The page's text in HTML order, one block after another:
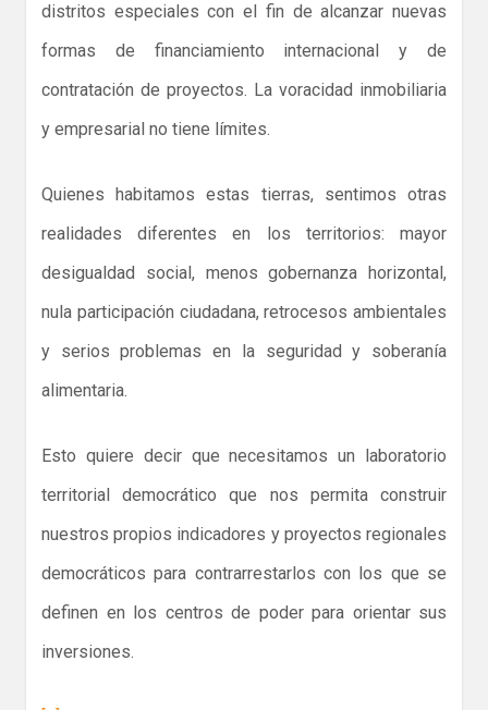
distritos especiales con el fin de alcanzar nuevas
formas de financiamiento internacional y de
contratación de proyectos. La voracidad inmobiliaria
y empresarial no tiene límites.
Quienes habitamos estas tierras, sentimos otras
realidades diferentes en los territorios: mayor
desigualdad social, menos gobernanza horizontal,
nula participación ciudadana, retrocesos ambientales
y serios problemas en la seguridad y soberanía
alimentaria.
Esto quiere decir que necesitamos un laboratorio
territorial democrático que nos permita construir
nuestros propios indicadores y proyectos regionales
democráticos para contrarrestarlos con los que se
definen en los centros de poder para orientar sus
inversiones.